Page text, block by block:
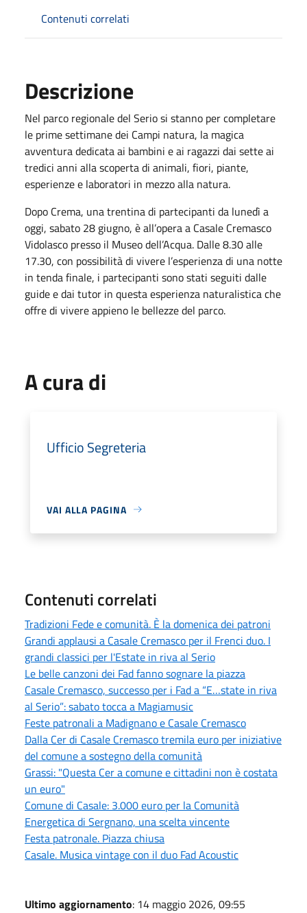
Contenuti correlati
Descrizione
Nel parco regionale del Serio si stanno per completare
le prime settimane dei Campi natura, la magica
avventura dedicata ai bambini e ai ragazzi dai sette ai
tredici anni alla scoperta di animali, fiori, piante,
esperienze e laboratori in mezzo alla natura.
Dopo Crema, una trentina di partecipanti da lunedì a
oggi, sabato 28 giugno, è all’opera a Casale Cremasco
Vidolasco presso il Museo dell’Acqua. Dalle 8.30 alle
17.30, con possibilità di vivere l’esperienza di una notte
in tenda finale, i partecipanti sono stati seguiti dalle
guide e dai tutor in questa esperienza naturalistica che
offre di vivere appieno le bellezze del parco.
A cura di
Ufficio Segreteria
VAI ALLA PAGINA
Contenuti correlati
Tradizioni Fede e comunità. È la domenica dei patroni
Grandi applausi a Casale Cremasco per il Frenci duo. I
grandi classici per l'Estate in riva al Serio
Le belle canzoni dei Fad fanno sognare la piazza
Casale Cremasco, successo per i Fad a “E…state in riva
al Serio”: sabato tocca a Magiamusic
Feste patronali a Madignano e Casale Cremasco
Dalla Cer di Casale Cremasco tremila euro per iniziative
del comune a sostegno della comunità
Grassi: "Questa Cer a comune e cittadini non è costata
un euro"
Comune di Casale: 3.000 euro per la Comunità
Energetica di Sergnano, una scelta vincente
Festa patronale. Piazza chiusa
Casale. Musica vintage con il duo Fad Acoustic
Ultimo aggiornamento: 14 maggio 2026, 09:55